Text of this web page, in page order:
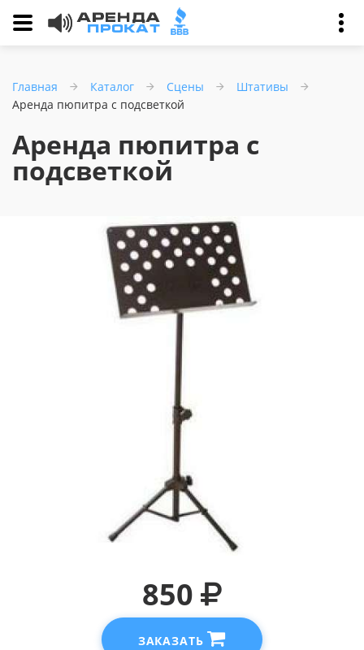
Главная Каталог Сцены
Штативы
Аренда пюпитра с подсветкой
Аренда пюпитра с
подсветкой
850
ЗАКАЗАТЬ